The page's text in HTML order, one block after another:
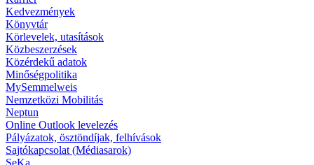
Kedvezmények
Könyvtár
Körlevelek, utasítások
Közbeszerzések
Közérdekű adatok
Minőségpolitika
MySemmelweis
Nemzetközi Mobilitás
Neptun
Online Outlook levelezés
Pályázatok, ösztöndíjak, felhívások
Sajtókapcsolat (Médiasarok)
SeKa